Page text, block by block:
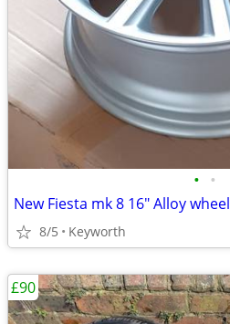
• •
New Fiesta mk 8 16" Alloy wheel
8/5 Keyworth
£90